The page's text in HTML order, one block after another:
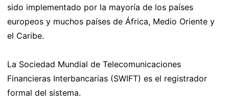
sido implementado por la mayoría de los países
europeos y muchos países de África, Medio Oriente y
el Caribe.
La Sociedad Mundial de Telecomunicaciones
Financieras Interbancarias (SWIFT) es el registrador
formal del sistema.